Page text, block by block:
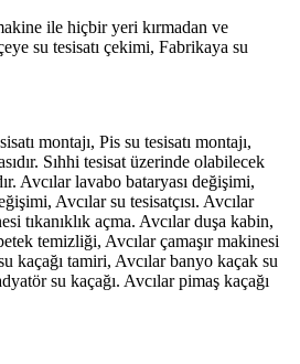
ile hiçbir yeri kırmadan ve
su tesisatı çekimi, Fabrikaya su
montajı, Pis su tesisatı montajı,
Sıhhi tesisat üzerinde olabilecek
Avcılar lavabo bataryası değişimi,
Avcılar su tesisatçısı. Avcılar
tıkanıklık açma. Avcılar duşa kabin,
temizliği, Avcılar çamaşır makinesi
kaçağı tamiri, Avcılar banyo kaçak su
su kaçağı. Avcılar pimaş kaçağı